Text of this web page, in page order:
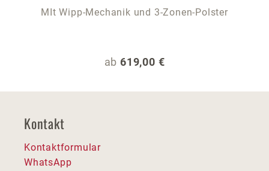
MIt Wipp-Mechanik und 3-Zonen-Polster
Regulärer Preis:
ab 619,00 €
Kontakt
Kontaktformular
WhatsApp